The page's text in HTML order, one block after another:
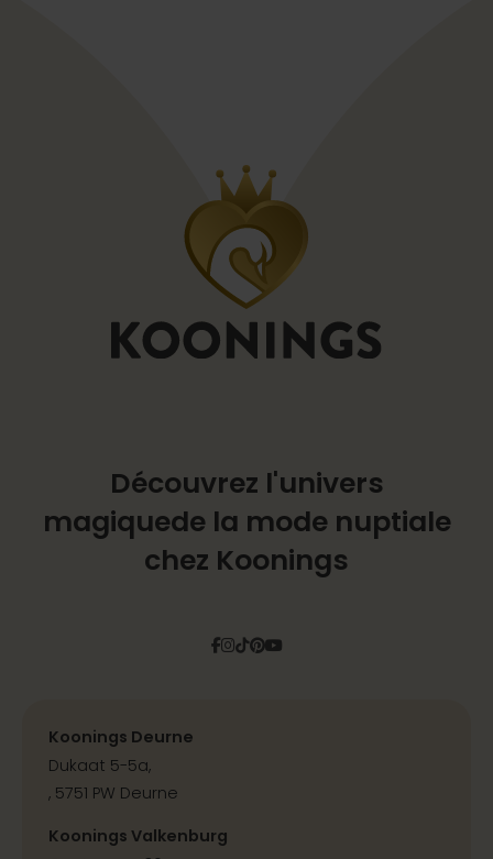
Découvrez l'univers
magiquede la mode nuptiale
chez Koonings
Facebook
Instagram
Tiktok
Pinterest
YouTube
Koonings Deurne
Dukaat 5-5a,
, 5751 PW Deurne
Koonings Valkenburg